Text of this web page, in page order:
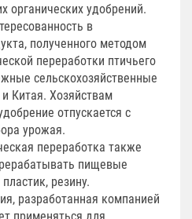
органических удобрений.
в
полученного методом
переработки птичьего
сельскохозяйственные
Китая. Хозяйствам
отпускается с
урожая.
переработка также
пищевые
резину.
разработанная компанией